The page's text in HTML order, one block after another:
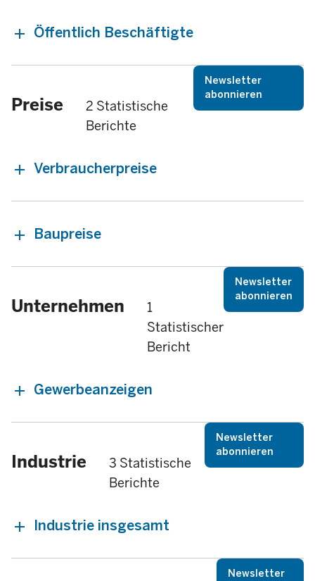
Öffentlich Beschäftigte
Preise
2 Statistische
Berichte
Newsletter
abonnieren
Verbraucherpreise
Baupreise
Unternehmen
1
Statistischer
Bericht
Newsletter
abonnieren
Gewerbeanzeigen
Industrie
3 Statistische
Berichte
Newsletter
abonnieren
Industrie insgesamt
Newsletter